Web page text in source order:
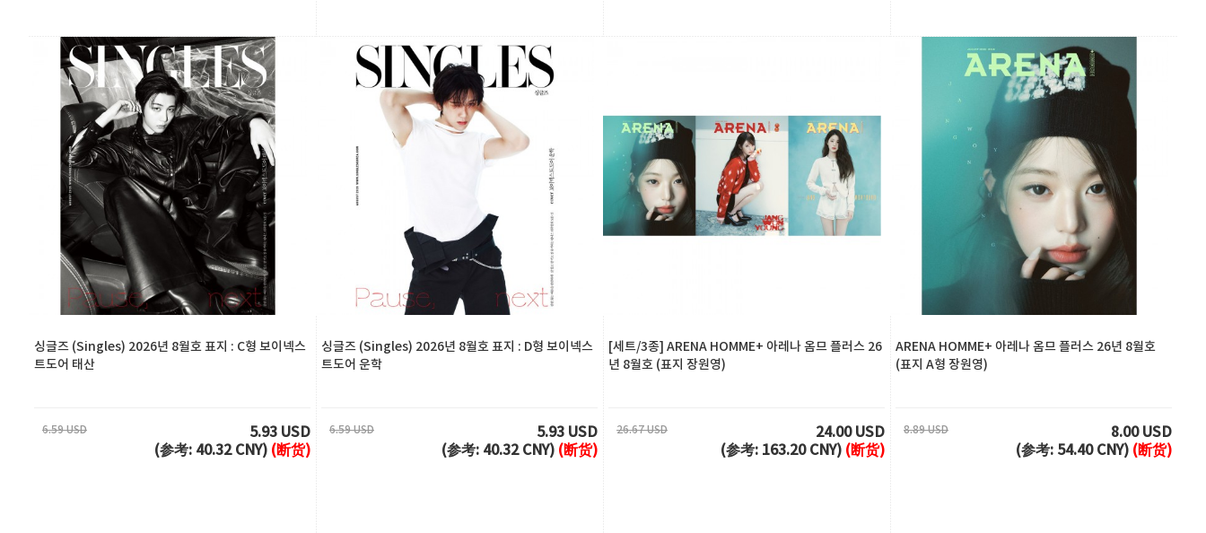
싱글즈 (Singles) 2026년 8월호 표지 : C형 보이넥스
트도어 태산
6.59 USD
5.93 USD
(参考: 40.32 CNY) (断货)
싱글즈 (Singles) 2026년 8월호 표지 : D형 보이넥스
트도어 운학
6.59 USD
5.93 USD
(参考: 40.32 CNY) (断货)
[세트/3종] ARENA HOMME+ 아레나 옴므 플러스 26
년 8월호 (표지 장원영)
26.67 USD
24.00 USD
(参考: 163.20 CNY) (断货)
ARENA HOMME+ 아레나 옴므 플러스 26년 8월호
(표지 A형 장원영)
8.89 USD
8.00 USD
(参考: 54.40 CNY) (断货)